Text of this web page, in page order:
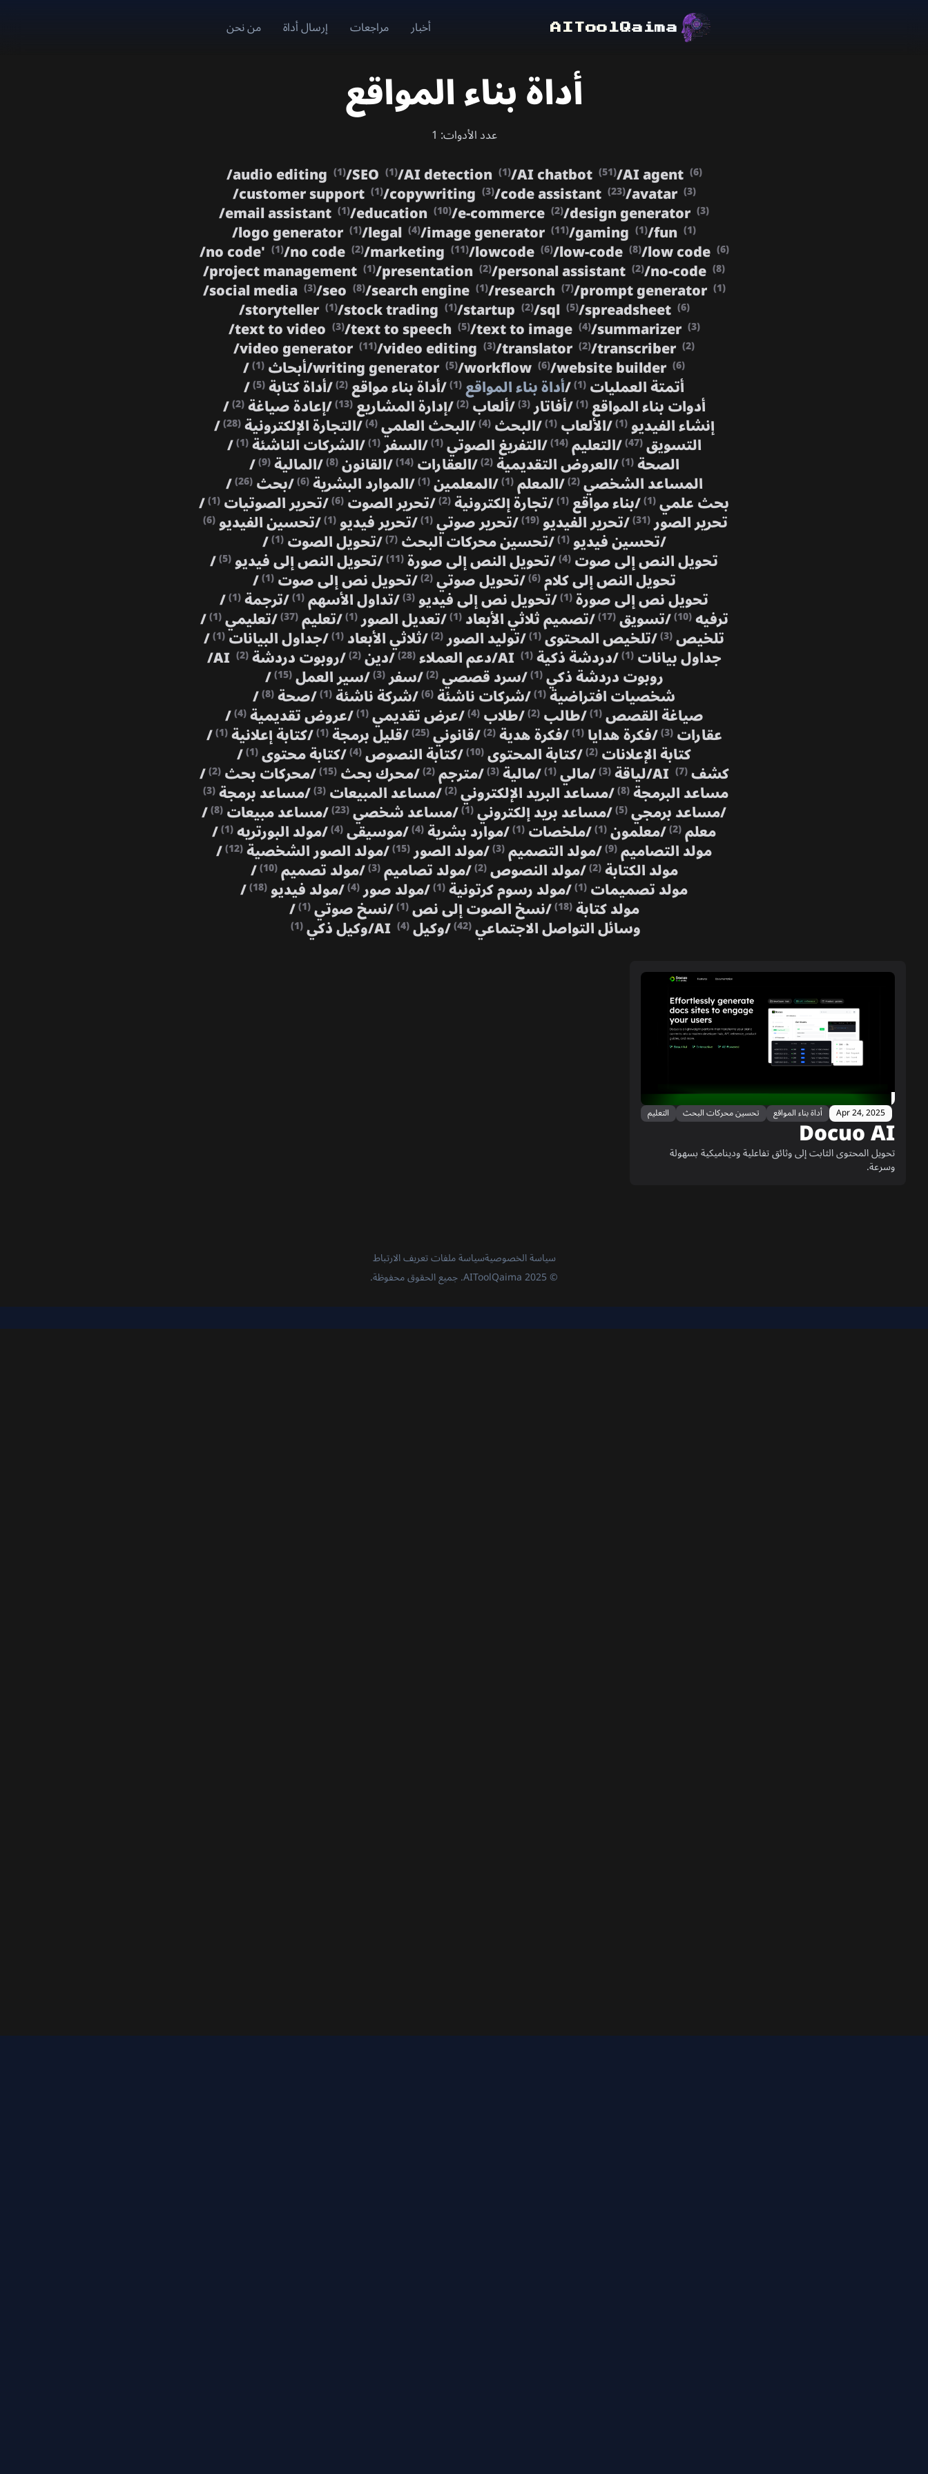
AIToolQaima أخبار مراجعات إرسال أداة من نحن
أداة بناء المواقع
عدد الأدوات: 1
AI agent (6)
/
AI chatbot (51)
/
AI detection (1)
/
SEO (1)
/
audio editing (1)
/
avatar (3)
/
code assistant (23)
/
copywriting (3)
/
customer support (1)
/
design generator (3)
/
e-commerce (2)
/
education (10)
/
email assistant (1)
/
fun (1)
/
gaming (1)
/
image generator (11)
/
legal (4)
/
logo generator (1)
/
low code (6)
/
low-code (8)
/
lowcode (6)
/
marketing (11)
/
no code (2)
/
no code' (1)
/
no-code (8)
/
personal assistant (2)
/
presentation (2)
/
project management (1)
/
prompt generator (1)
/
research (7)
/
search engine (1)
/
seo (8)
/
social media (3)
/
spreadsheet (6)
/
sql (5)
/
startup (2)
/
stock trading (1)
/
storyteller (1)
/
summarizer (3)
/
text to image (4)
/
text to speech (5)
/
text to video (3)
/
transcriber (2)
/
translator (2)
/
video editing (3)
/
video generator (11)
/
website builder (6)
/
workflow (6)
/
writing generator (5)
/أبحاث (1)
/
أتمتة العمليات (1)
/أداة بناء المواقع(1)
/أداة بناء مواقع(2)
/أداة كتابة(5)
/
أدوات بناء المواقع(1)
/أفاتار(3)
/ألعاب(2)
/إدارة المشاريع(13)
/إعادة صياغة(2)
/
إنشاء الفيديو(1)
/الألعاب(1)
/البحث(4)
/البحث العلمي(4)
/التجارة الإلكترونية(28)
/
التسويق(47)
/التعليم(14)
/التفريغ الصوتي(1)
/السفر(1)
/الشركات الناشئة(1)
/
الصحة(1)
/العروض التقديمية(2)
/العقارات(14)
/القانون(8)
/المالية(9)
/
المساعد الشخصي(2)
/المعلم(1)
/المعلمين(1)
/الموارد البشرية(6)
/بحث(26)
/
بحث علمي(1)
/بناء مواقع(1)
/تجارة إلكترونية(2)
/تحرير الصوت (6)
/تحرير الصوتيات (1)
/
تحرير الصور(31)
/تحرير الفيديو(19)
/تحرير صوتي(1)
/تحرير فيديو(1)
/تحسين الفيديو(6)
/تحسين فيديو(1)
/تحسين محركات البحث(7)
/تحويل الصوت(1)
/
تحويل النص إلى صوت (4)
/تحويل النص إلى صورة(11)
/تحويل النص إلى فيديو(5)
/
تحويل النص إلى كلام(6)
/تحويل صوتي(2)
/تحويل نص إلى صوت(1)
/
تحويل نص إلى صورة(1)
/تحويل نص إلى فيديو(3)
/تداول الأسهم(1)
/ترجمة(1)
/
ترفيه(10)
/تسويق(17)
/تصميم ثلاثي الأبعاد(1)
/تعديل الصور(1)
/تعليم(37)
/تعليمي(1)
/
تلخيص(3)
/تلخيص المحتوى(1)
/توليد الصور(2)
/ثلاثي الأبعاد(1)
/جداول البيانات(1)
/
جداول بيانات(1)
/دردشة ذكية AI(1)
/دعم العملاء(28)
/دين(2)
/روبوت دردشة AI(2)
/
روبوت دردشة ذكي(1)
/سرد قصصي(2)
/سفر(3)
/سير العمل(15)
/
شخصيات افتراضية(1)
/شركات ناشئة(6)
/شركة ناشئة(1)
/صحة(8)
/
صياغة القصص(1)
/طالب(2)
/طلاب(4)
/عرض تقديمي(1)
/عروض تقديمية(4)
/
عقارات(3)
/فكرة هدايا(1)
/فكرة هدية(2)
/قانوني(25)
/قليل برمجة(1)
/كتابة إعلانية(1)
/
كتابة الإعلانات (2)
/كتابة المحتوى(10)
/كتابة النصوص(4)
/كتابة محتوى(1)
/
كشف AI(7)
/لياقة(3)
/مالي(1)
/مالية(3)
/مترجم(2)
/محرك بحث(15)
/محركات بحث(2)
/
مساعد البرمجة(8)
/مساعد البريد الإلكتروني(2)
/مساعد المبيعات(3)
/مساعد برمجة(3)
/مساعد برمجي(5)
/مساعد بريد إلكتروني(1)
/مساعد شخصي(23)
/مساعد مبيعات (8)
/
معلم(2)
/معلمون(1)
/ملخصات (1)
/موارد بشرية(4)
/موسيقى(4)
/مولد البورتريه(1)
/
مولد التصاميم(9)
/مولد التصميم(3)
/مولد الصور(15)
/مولد الصور الشخصية(12)
/
مولد الكتابة(2)
/مولد النصوص(2)
/مولد تصاميم(3)
/مولد تصميم(10)
/
مولد تصميمات (1)
/مولد رسوم كرتونية(1)
/مولد صور(4)
/مولد فيديو(18)
/
مولد كتابة(18)
/نسخ الصوت إلى نص(1)
/نسخ صوتي(1)
/
وسائل التواصل الاجتماعي(42)
/وكيل AI(4)
/وكيل ذكي(1)
Apr 24, 2025 أداة بناء المواقع تحسين محركات البحث التعليم Docuo AI
تحويل المحتوى الثابت إلى وثائق تفاعلية وديناميكية بسهولة
وسرعة.
سياسة الخصوصيةسياسة ملفات تعريف الارتباط
© 2025 AIToolQaima. جميع الحقوق محفوظة.